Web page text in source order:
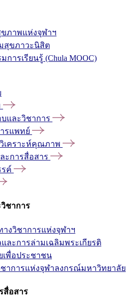
ภาพแห่งจุฬาฯ
สุขภาวะนิสิต
การเรียนรู้ (Chula MOOC)
และวิชาการ
รแพทย์
เคราะห์คุณภาพ
ะการสื่อสาร
ค์
ชาการ
งวิชาการแห่งจุฬาฯ
ละการล่ามเฉลิมพระเกียรติ
พื่อประชาชน
าการแห่งจุฬาลงกรณ์มหาวิทยาลัย
สื่อสาร